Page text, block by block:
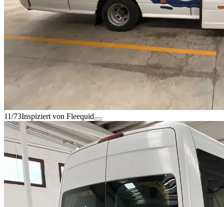
11/73Inspiziert von Fleequid